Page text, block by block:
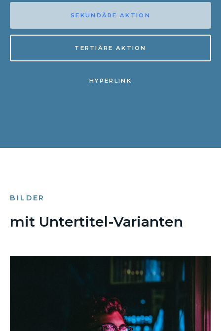
SEKUNDÄRE AKTION
TERTIÄRE AKTION
HYPERLINK
BILDER
mit Untertitel-Varianten